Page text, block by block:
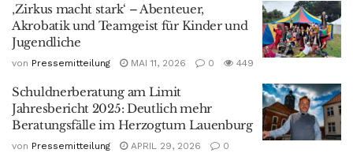
‚Zirkus macht stark‘ – Abenteuer,
Akrobatik und Teamgeist für Kinder und
Jugendliche
von Pressemitteilung MAI 11, 2026 0 449
Schuldnerberatung am Limit
Jahresbericht 2025: Deutlich mehr
Beratungsfälle im Herzogtum Lauenburg
von Pressemitteilung APRIL 29, 2026
0